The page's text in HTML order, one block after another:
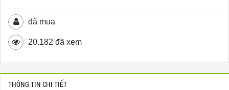
đã mua
20.182 đã xem
THÔNG TIN CHI TIẾT